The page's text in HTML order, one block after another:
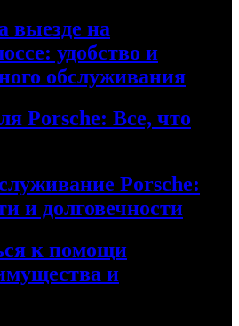
на
удобство и
обслуживания
Porsche: Все, что
Porsche:
и долговечности
к помощи
и